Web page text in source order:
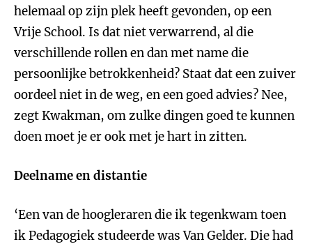
helemaal op zijn plek heeft gevonden, op een
Vrije School. Is dat niet verwarrend, al die
verschillende rollen en dan met name die
persoonlijke betrokkenheid? Staat dat een zuiver
oordeel niet in de weg, en een goed advies? Nee,
zegt Kwakman, om zulke dingen goed te kunnen
doen moet je er ook met je hart in zitten.
Deelname en distantie
‘Een van de hoogleraren die ik tegenkwam toen
ik Pedagogiek studeerde was Van Gelder. Die had